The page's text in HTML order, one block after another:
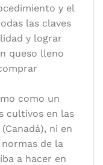
y el
las claves
y lograr
queso lleno
como un
cultivos en las
ni en
de la
a hacer en